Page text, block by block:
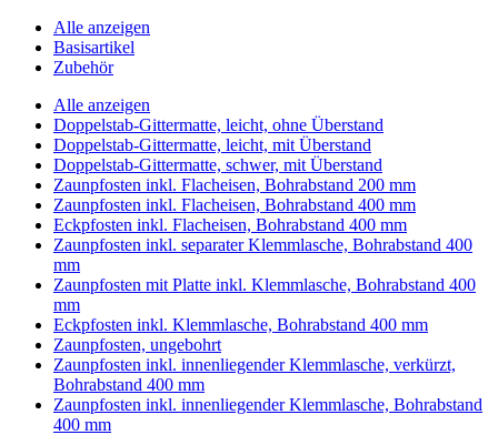
Alle anzeigen
Basisartikel
Zubehör
Alle anzeigen
Doppelstab-Gittermatte, leicht, ohne Überstand
Doppelstab-Gittermatte, leicht, mit Überstand
Doppelstab-Gittermatte, schwer, mit Überstand
Zaunpfosten inkl. Flacheisen, Bohrabstand 200 mm
Zaunpfosten inkl. Flacheisen, Bohrabstand 400 mm
Eckpfosten inkl. Flacheisen, Bohrabstand 400 mm
Zaunpfosten inkl. separater Klemmlasche, Bohrabstand 400
mm
Zaunpfosten mit Platte inkl. Klemmlasche, Bohrabstand 400
mm
Eckpfosten inkl. Klemmlasche, Bohrabstand 400 mm
Zaunpfosten, ungebohrt
Zaunpfosten inkl. innenliegender Klemmlasche, verkürzt,
Bohrabstand 400 mm
Zaunpfosten inkl. innenliegender Klemmlasche, Bohrabstand
400 mm